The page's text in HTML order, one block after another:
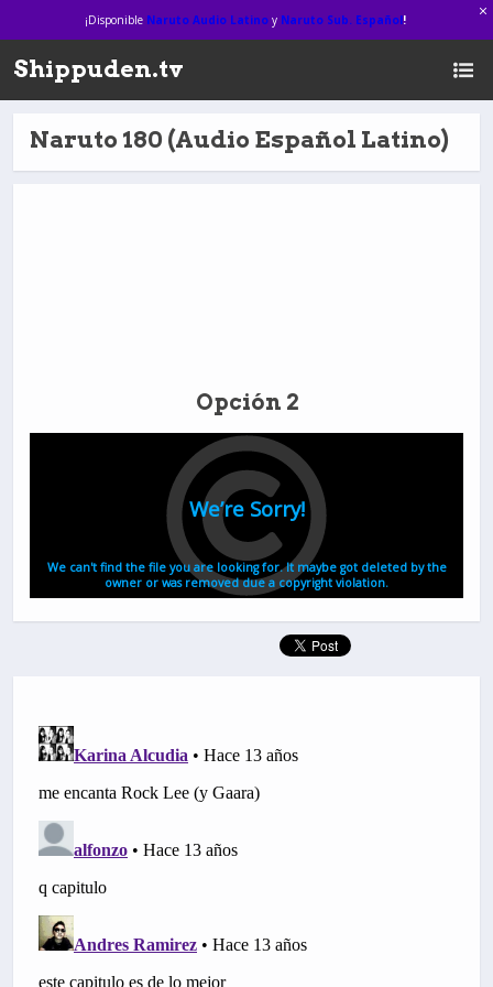
¡Disponible Naruto Audio Latinoy Naruto Sub. Español!
Shippuden.tv
Naruto 180 (Audio Español Latino)
Opción 2